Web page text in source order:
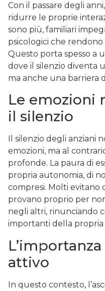
Con il passare degli
ridurre le proprie
sono più, familiari
psicologici che
Questo porta spesso a
dove il silenzio diventa
ma anche una barriera
Le emozioni
il silenzio
Il silenzio degli anziani
emozioni, ma al
profonde. La paura di
propria autonomia, di
compresi. Molti evitano
provano proprio per
negli altri, rinunciando
importanti della propria
attivo
In questo contesto,